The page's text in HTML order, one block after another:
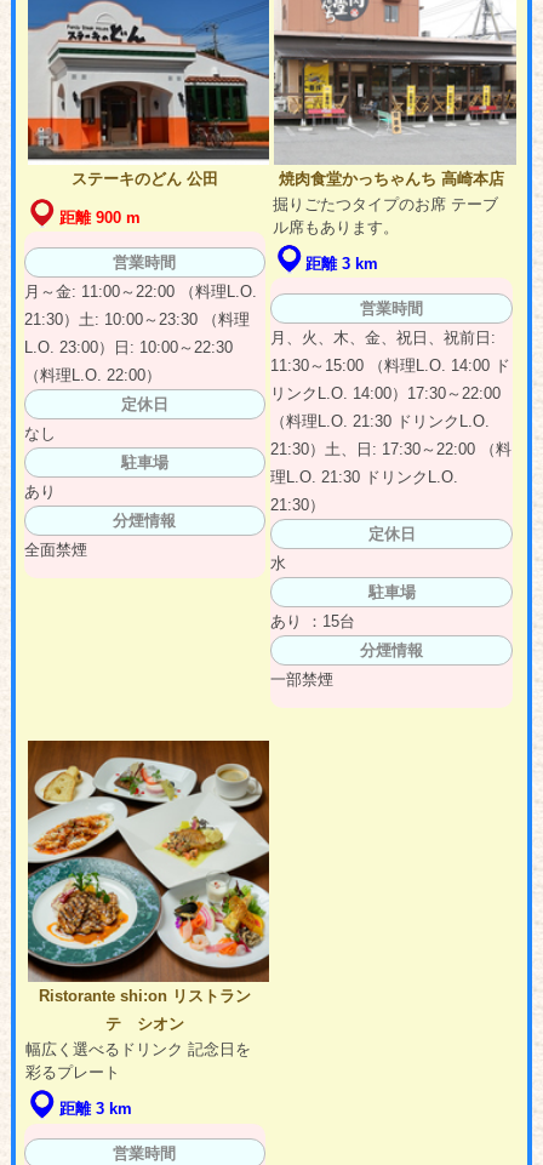
ステーキのどん 公田
距離 900 m
営業時間
月～金: 11:00～22:00 （料理L.O.
21:30）土: 10:00～23:30 （料理
L.O. 23:00）日: 10:00～22:30
（料理L.O. 22:00）
定休日
なし
駐車場
あり
分煙情報
全面禁煙
焼肉食堂かっちゃんち 高崎本店
掘りごたつタイプのお席 テーブ
ル席もあります。
距離 3 km
営業時間
月、火、木、金、祝日、祝前日:
11:30～15:00 （料理L.O. 14:00 ド
リンクL.O. 14:00）17:30～22:00
（料理L.O. 21:30 ドリンクL.O.
21:30）土、日: 17:30～22:00 （料
理L.O. 21:30 ドリンクL.O.
21:30）
定休日
水
駐車場
あり ：15台
分煙情報
一部禁煙
Ristorante shi:on リストラン
テ シオン
幅広く選べるドリンク 記念日を
彩るプレート
距離 3 km
営業時間